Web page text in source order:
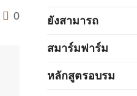
0 ยังสามารถ
สมาร์มฟาร์ม
หลักสูตรอบรม